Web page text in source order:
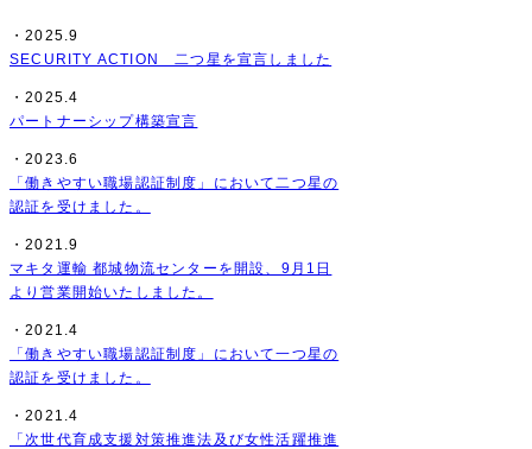
・2025.9
SECURITY ACTION 二つ星を宣言しました
・2025.4
パートナーシップ構築宣言
・2023.6
「働きやすい職場認証制度」において二つ星の
認証を受けました。
・2021.9
マキタ運輸 都城物流センターを開設、9月1日
より営業開始いたしました。
・2021.4
「働きやすい職場認証制度」において一つ星の
認証を受けました。
・2021.4
「次世代育成支援対策推進法及び女性活躍推進